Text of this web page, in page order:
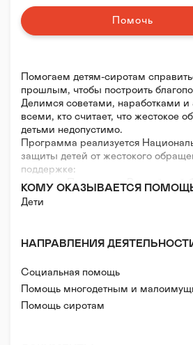
Помогаем детям-сиротам
прошлым, чтобы построить
Делимся советами, наработками и
всеми, кто считает, что жестокое
детьми недопустимо.
Программа реализуется
защиты детей от жестокого
поддержке:
- грантов Президента Российской
развитие гражданского общества,
Фондом президентских грантов;
- частных пожертвований
КОМУ ОКАЗЫВАЕТСЯ
Дети
НАПРАВЛЕНИЯ
Социальная помощь
Помощь многодетным и
Помощь сиротам
Помочь